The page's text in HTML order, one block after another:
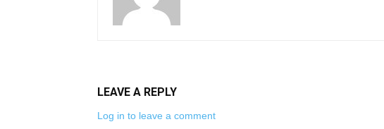
LEAVE A REPLY
Log in to leave a comment